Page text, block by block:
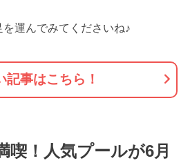
運んでみてくださいね♪
記事はこちら！
喫！人気プールが6月